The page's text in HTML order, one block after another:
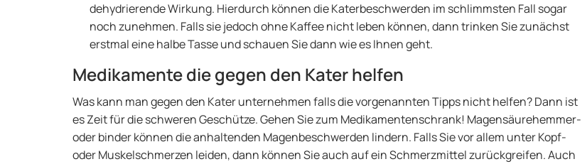
dehydrierende Wirkung. Hierdurch können die Katerbeschwerden im schlimmsten Fall sogar
noch zunehmen. Falls sie jedoch ohne Kaffee nicht leben können, dann trinken Sie zunächst
erstmal eine halbe Tasse und schauen Sie dann wie es Ihnen geht.
Medikamente die gegen den Kater helfen
Was kann man gegen den Kater unternehmen falls die vorgenannten Tipps nicht helfen? Dann ist
es Zeit für die schweren Geschütze. Gehen Sie zum Medikamentenschrank! Magensäurehemmer-
oder binder können die anhaltenden Magenbeschwerden lindern. Falls Sie vor allem unter Kopf-
oder Muskelschmerzen leiden, dann können Sie auch auf ein Schmerzmittel zurückgreifen. Auch